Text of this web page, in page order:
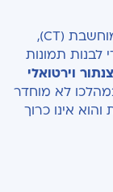
צנתור וירטואלי, ככל סריקת טומוגרפיה ממוחשבת (CT),
לבנות תמונות
צנתור וירטואלי
לא מוחדר
אינו כרוך